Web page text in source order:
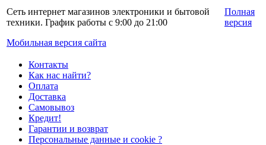
Сеть интернет магазинов электроники и бытовой
техники. График работы с 9:00 до 21:00
Мобильная версия сайта
Полная
версия
Контакты
Как нас найти?
Оплата
Доставка
Самовывоз
Кредит!
Гарантии и возврат
Персональные данные и cookie ?